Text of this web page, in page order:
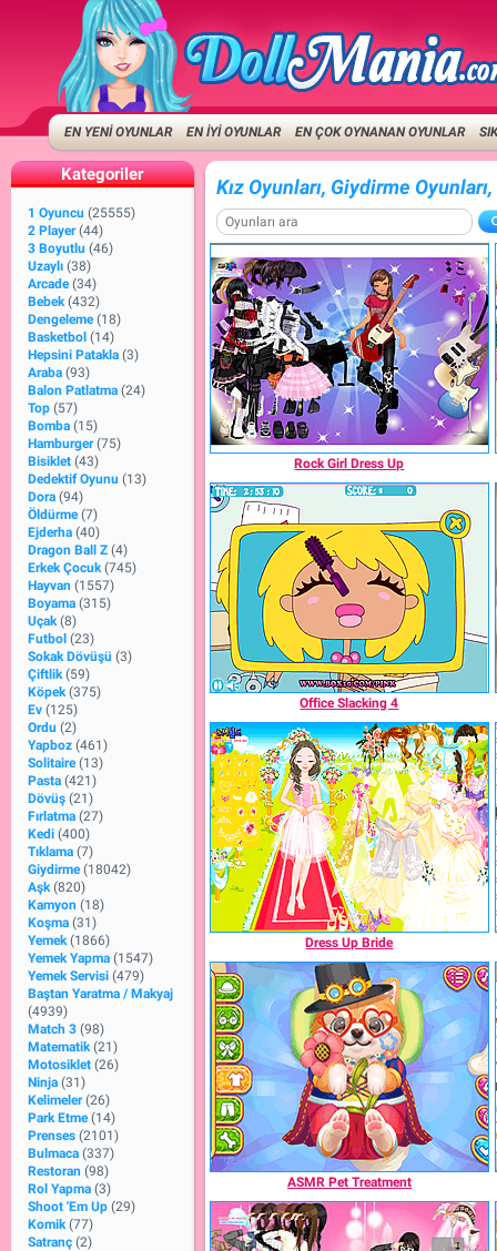
EN YENİ OYUNLAR EN İYİ OYUNLAR EN ÇOK OYNANAN OYUNLAR
Kategoriler
1 Oyuncu (25555)
2 Player (44)
3 Boyutlu (46)
Uzaylı (38)
Arcade (34)
Bebek (432)
Dengeleme (18)
Basketbol (14)
Hepsini Patakla (3)
Araba (93)
Balon Patlatma (24)
Top (57)
Bomba (15)
Hamburger (75)
Bisiklet (43)
Dedektif Oyunu (13)
Dora (94)
Öldürme (7)
Ejderha (40)
Dragon Ball Z (4)
Erkek Çocuk (745)
Hayvan (1557)
Boyama (315)
Uçak (8)
Futbol (23)
Sokak Dövüşü (3)
Çiftlik (59)
Köpek (375)
Ev (125)
Ordu (2)
Yapboz (461)
Solitaire (13)
Pasta (421)
Dövüş (21)
Fırlatma (27)
Kedi (400)
Tıklama (7)
Giydirme (18042)
Aşk (820)
Kamyon (18)
Koşma (31)
Yemek (1866)
Yemek Yapma (1547)
Yemek Servisi (479)
Baştan Yaratma / Makyaj
(4939)
Match 3 (98)
Matematik (21)
Motosiklet (26)
Ninja (31)
Kelimeler (26)
Park Etme (14)
Prenses (2101)
Bulmaca (337)
Restoran (98)
Rol Yapma (3)
Shoot 'Em Up (29)
Komik (77)
Satranç (2)
Kız Oyunları, Giydirme
Rock Girl Dress Up
Office Slacking 4
Dress Up Bride
ASMR Pet Treatment